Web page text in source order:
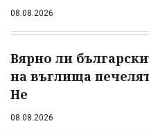
08.08.2026
Вярно ли
на въглища
Не
08.08.2026